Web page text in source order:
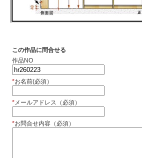
この作品に問合せる
作品NO
*お名前(必須）
*メールアドレス（必須）
*お問合せ内容（必須）